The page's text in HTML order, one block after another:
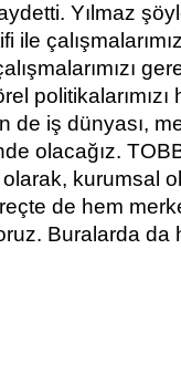
Yılmaz
ile
de iş dünyası,
olacağız.
kurumsal
de hem
Buralarda da